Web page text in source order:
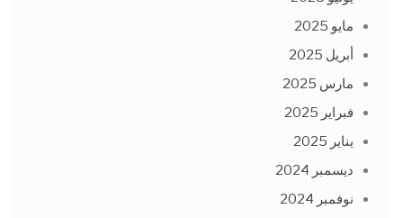
مايو 2025
أبريل 2025
مارس 2025
فبراير 2025
يناير 2025
ديسمبر 2024
نوفمبر 2024